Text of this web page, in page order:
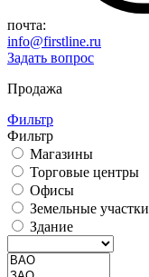
почта:
info@firstline.ru
Задать вопрос
Продажа
Фильтр
Фильтр
Магазины
Торговые центры
Офисы
Земельные участки
Здание